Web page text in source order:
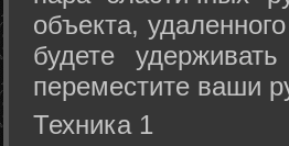
объекта,
будете
переместите ваши
Техника 1